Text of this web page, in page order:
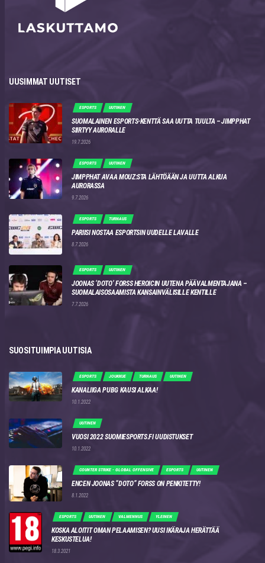
UUSIMMAT UUTISET
ESPORTS UUTINEN
SUOMALAINEN ESPORTS-KENTTÄ SAA UUTTA TUULTA – JIMPPHAT
SIIRTYY AURORALLE
19.7.2026
ESPORTS UUTINEN
JIMPPHAT AVAA MOUZ:STA LÄHTÖÄÄN JA UUTTA ALKUA
AURORASSA
9.7.2026
ESPORTS TURNAUS
PARIISI NOSTAA ESPORTSIN UUDELLE LAVALLE
8.7.2026
ESPORTS UUTINEN
JOONAS ‘DOTO’ FORSS HEROICIN UUTENA PÄÄVALMENTAJANA –
SUOMALAISOSAAMISTA KANSAINVÄLISILLE KENTILLE
7.7.2026
SUOSITUIMPIA UUTISIA
ESPORTS JOUKKUE TURNAUS UUTINEN
KANALIIGA PUBG KAUSI ALKAA!
10.1.2022
UUTINEN
VUOSI 2022 SUOMIESPORTS.FI UUDISTUKSET
10.1.2022
COUNTER STRIKE - GLOBAL OFFENSIVE ESPORTS UUTINEN
ENCEN JOONAS “DOTO” FORSS ON PENKITETTY!
8.1.2022
ESPORTS UUTINEN VALMENNUS YLEINEN
KOSKA ALOITIT OMAN PELAAMISEN? UUSI IKÄRAJA HERÄTTÄÄ
KESKUSTELUA!
18.3.2021